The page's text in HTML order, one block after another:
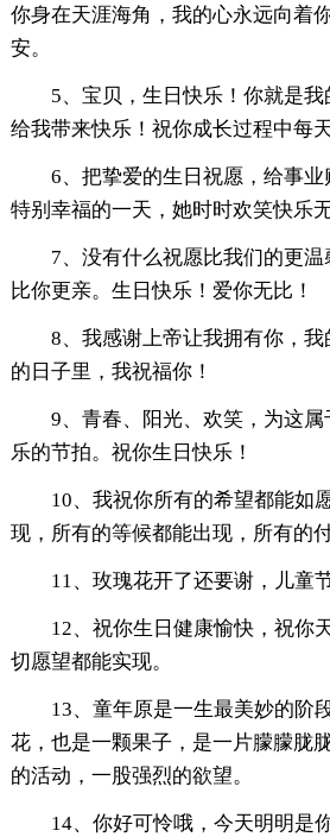
你身在天涯海角，我的心永远向着
安。
5、宝贝，生日快乐！你就是
给我带来快乐！祝你成长过程中每
6、把挚爱的生日祝愿，给事
特别幸福的一天，她时时欢笑快乐
7、没有什么祝愿比我们的更
比你更亲。生日快乐！爱你无比！
8、我感谢上帝让我拥有你，
的日子里，我祝福你！
9、青春、阳光、欢笑，为这
乐的节拍。祝你生日快乐！
10、我祝你所有的希望都能如
现，所有的等候都能出现，所有的
11、玫瑰花开了还要谢，儿童
12、祝你生日健康愉快，祝你
切愿望都能实现。
13、童年原是一生最美妙的阶
花，也是一颗果子，是一片朦朦胧
的活动，一股强烈的欲望。
14、你好可怜哦，今天明明是